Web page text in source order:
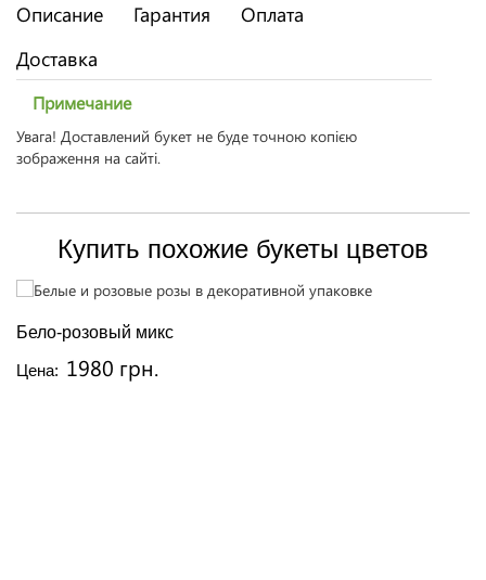
Описание Гарантия
Оплата
Доставка
Примечание
Увага! Доставлений букет не буде точною копією
зображення на сайті.
Купить похожие букеты цветов
Бело-розовый микс
Цена: 1980 грн.